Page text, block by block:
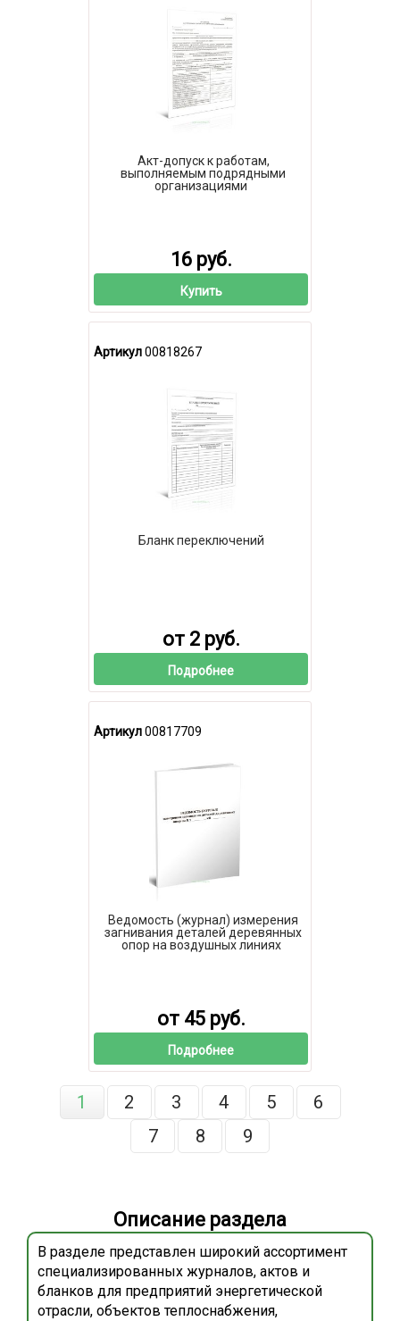
Акт-допуск к работам,
выполняемым подрядными
организациями
16 руб.
Купить
Артикул00818267
Бланк переключений
от 2 руб.
Подробнее
Артикул00817709
Ведомость (журнал) измерения
загнивания деталей деревянных
опор на воздушных линиях
от 45 руб.
Подробнее
1 2 3 4 5
6
7
8 9
Описание раздела
В разделе представлен широкий ассортимент
специализированных журналов, актов и
бланков для предприятий энергетической
отрасли, объектов теплоснабжения,